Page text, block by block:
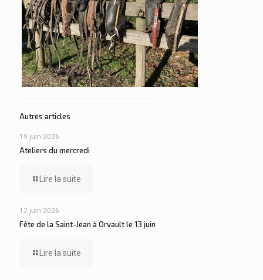
Autres articles
19 juin 2026
Ateliers du mercredi
Lire la suite
12 juin 2026
Fête de la Saint-Jean à Orvault le 13 juin
Lire la suite